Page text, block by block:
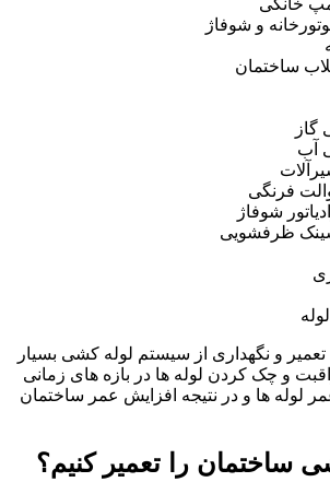
و شوفاژ
ساختمان
گاز
آب
فرنگی
شوفاژ
ظرفشویی
تعمیر و نگهداری از سیستم لوله کشی بسیار
و چک کردن لوله ها در بازه های زمانی
لوله ها و در نتیجه افزایش عمر ساختمان
ساختمان را تعمیر کنیم؟